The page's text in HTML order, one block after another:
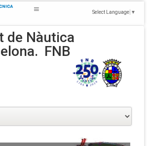
Select Language ▼
de Nàutica
FNB